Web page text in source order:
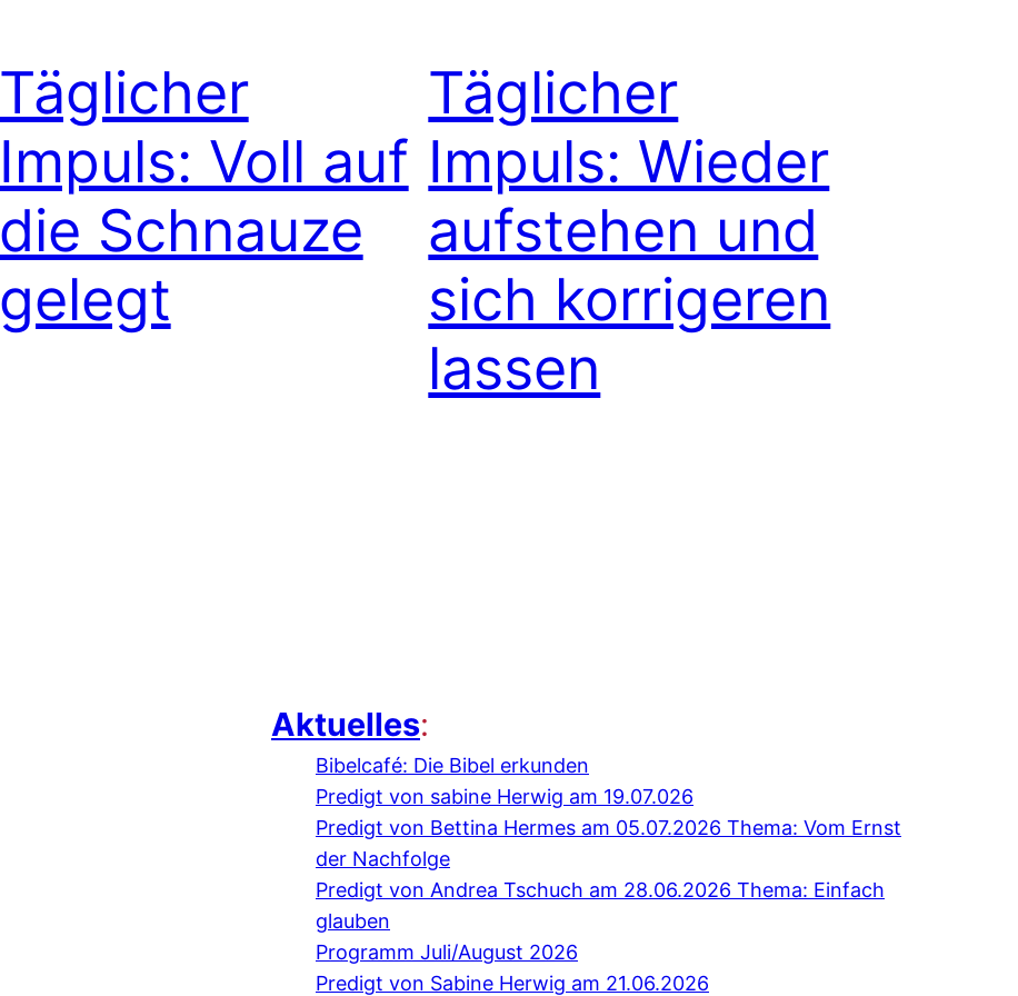
Täglicher
Impuls: Voll auf
die Schnauze
gelegt
Täglicher
Impuls: Wieder
aufstehen und
sich korrigeren
lassen
Aktuelles:
Bibelcafé: Die Bibel erkunden
Predigt von sabine Herwig am 19.07.026
Predigt von Bettina Hermes am 05.07.2026 Thema: Vom Ernst
der Nachfolge
Predigt von Andrea Tschuch am 28.06.2026 Thema: Einfach
glauben
Programm Juli/August 2026
Predigt von Sabine Herwig am 21.06.2026